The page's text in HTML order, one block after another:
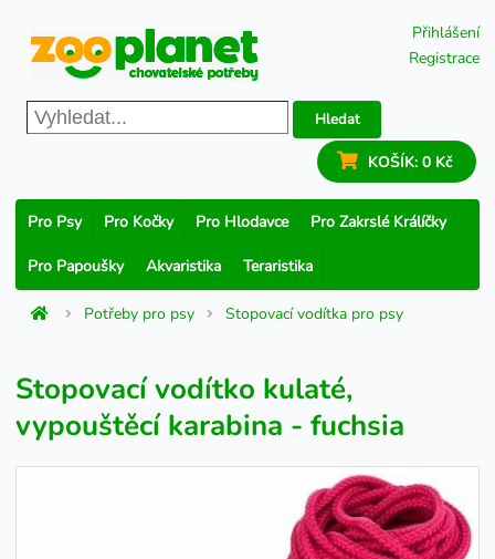
Přihlášení
Registrace
Hledat
KOŠÍK: 0 Kč
Pro Psy Pro Kočky Pro Hlodavce Pro Zakrslé Králíčky
Pro Papoušky Akvaristika Teraristika
Potřeby pro psy Stopovací vodítka pro psy
Stopovací vodítko kulaté,
vypouštěcí karabina - fuchsia